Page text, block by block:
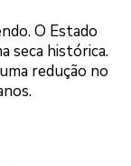
O Estado
seca histórica.
redução no